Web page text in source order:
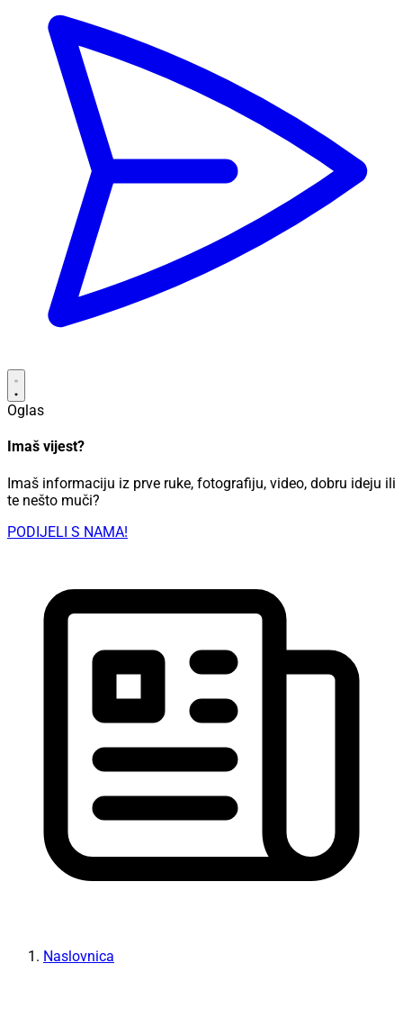
Oglas
Imaš vijest?
Imaš informaciju iz prve ruke, fotografiju, video, dobru ideju ili
te nešto muči?
PODIJELI S NAMA!
Naslovnica